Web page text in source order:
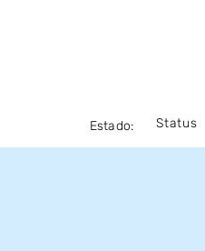
Estado: Status